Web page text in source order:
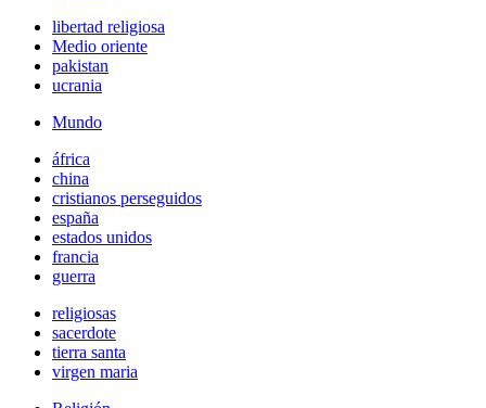
libertad religiosa
Medio oriente
pakistan
ucrania
Mundo
áfrica
china
cristianos perseguidos
españa
estados unidos
francia
guerra
religiosas
sacerdote
tierra santa
virgen maria